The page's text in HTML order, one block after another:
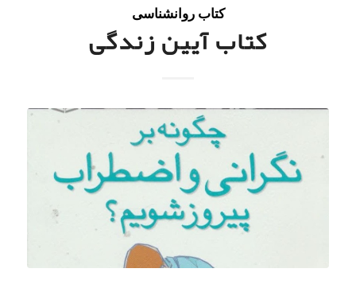
کتاب روانشناسی
کتاب آیین زندگی